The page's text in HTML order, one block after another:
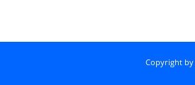
Copyright by